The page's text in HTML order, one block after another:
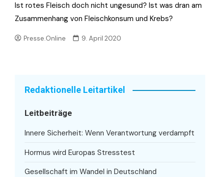
Ist rotes Fleisch doch nicht ungesund? Ist was dran am
Zusammenhang von Fleischkonsum und Krebs?
Presse.Online 9. April 2020
Redaktionelle Leitartikel
Leitbeiträge
Innere Sicherheit: Wenn Verantwortung verdampft
Hormus wird Europas Stresstest
Gesellschaft im Wandel in Deutschland